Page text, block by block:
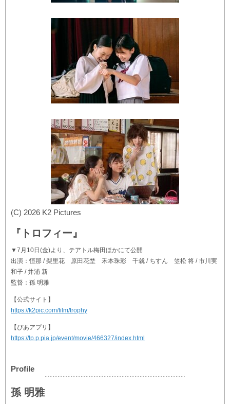
(C) 2026 K2 Pictures
『トロフィー』
▼7月10日(金)より、テアトル梅田ほかにて公開
出演：恒那 / 梨里花 原田花埜 禾本珠彩 千就 / ちすん 笠松 将 / 市川実
和子 / 井浦 新
監督：孫 明雅
【公式サイト】
https://k2pic.com/film/trophy
【ぴあアプリ】
https://lp.p.pia.jp/event/movie/466327/index.html
Profile
孫 明雅